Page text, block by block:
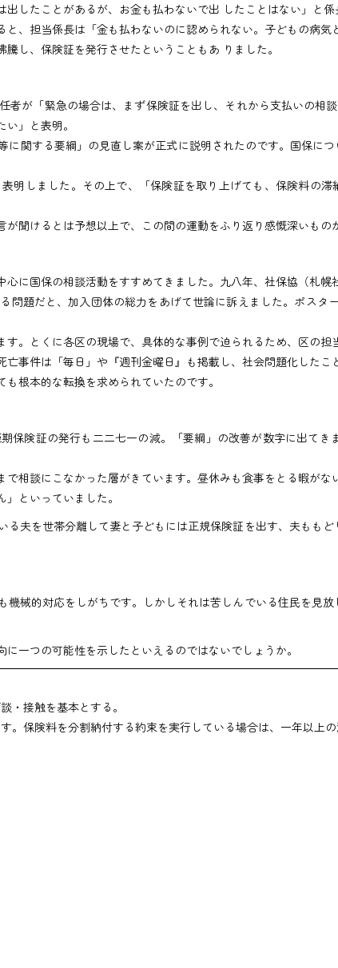
したことがあるが、お金も払わないで出 したことはない」と係
、担当係長は「金も払わないのに認められない。子どもの病
し、保険証を発行させたということもあ りました。
が「緊急の場合は、まず保険証を出し、それから支払いの相
」と表明。
関する要綱」の見直し案が正式に説明されたのです。国保に
しました。その上で、「保険証を取り上げても、保険料の
聞けるとは予想以上で、この間の運動をふり返り感慨深いもの
に国保の相談活動をすすめてきました。九八年、社保協（札幌
題だと、加入団体の総力をあげて世論に訴えました。ポスタ
。とくに各区の現場で、具体的な事例で迫られるため、区の担
事件は「毎日」や『週刊金曜日』も掲載し、社会問題化した
根本的な転換を求められていたのです。
険証の発行も二二七一の減。「要綱」の改善が数字に出て
相談にこなかった層がきています。昼休みも食事をとる暇が
といっていました。
夫を世帯分離して妻と子どもには正規保険証を出す、夫もも
械的対応をしがちです。しかしそれは苦しんでいる住民を見
一つの可能性を示したといえるのではないでしょうか。
・接触を基本とする。
保険料を分割納付する約束を実行している場合は、一年以上の